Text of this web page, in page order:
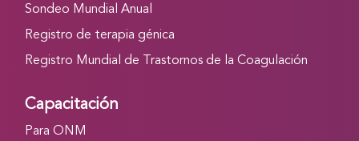
Sondeo Mundial Anual
Registro de terapia génica
Registro Mundial de Trastornos de la Coagulación
Capacitación
Para ONM